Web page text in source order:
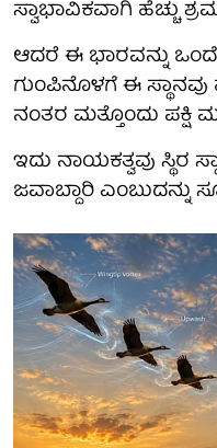
ಸ್ವಾಭಾವಿಕವಾಗಿ ಹೆಚ್ಚು
ಆದರೆ ಈ ಭಾರವನ್ನು
ಗುಂಪಿನೊಳಗೆ ಈ ಸ್ಥಾನವು
ನಂತರ ಮತ್ತೊಂದು ಪಕ್ಷಿ
ಇದು ನಾಯಕತ್ವವು ಸ್ಥಿರ
ಜವಾಬ್ದಾರಿ ಎಂಬುದನ್ನು